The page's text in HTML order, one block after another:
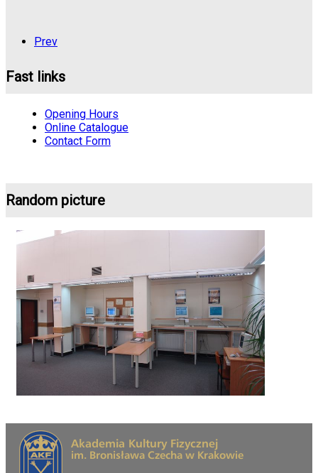
Prev
Fast links
Opening Hours
Online Catalogue
Contact Form
Random picture